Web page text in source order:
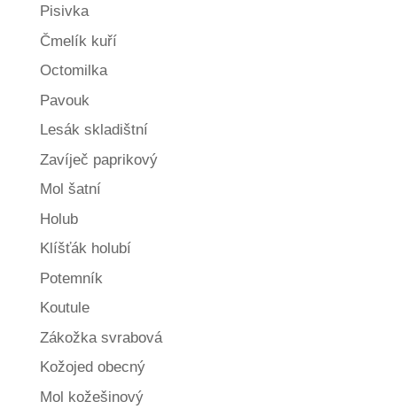
Pisivka
Čmelík kuří
Octomilka
Pavouk
Lesák skladištní
Zavíječ paprikový
Mol šatní
Holub
Klíšťák holubí
Potemník
Koutule
Zákožka svrabová
Kožojed obecný
Mol kožešinový